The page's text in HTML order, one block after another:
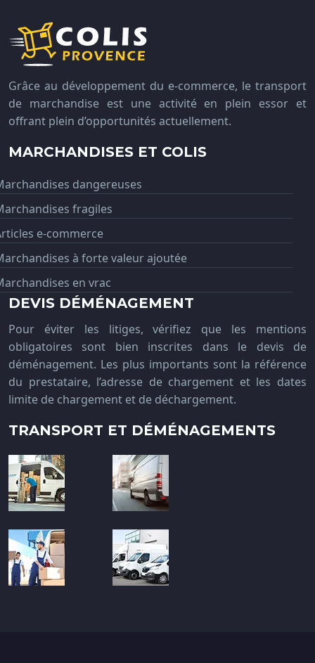
Grâce au développement du e-commerce, le transport
de marchandise est une activité en plein essor et
offrant plein d’opportunités actuellement.
MARCHANDISES ET COLIS
dangereuses
fragiles
e-commerce
à forte valeur ajoutée
en vrac
DEVIS DÉMÉNAGEMENT
Pour éviter les litiges, vérifiez que les mentions
obligatoires sont bien inscrites dans le devis de
déménagement. Les plus importants sont la référence
du prestataire, l’adresse de chargement et les dates
limite de chargement et de déchargement.
TRANSPORT ET DÉMÉNAGEMENTS